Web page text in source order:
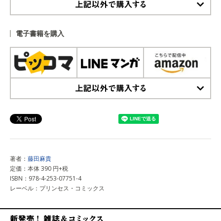
電子書籍を購入
著者： 藤田麻貴
定価：本体 390 円+税
ISBN：978-4-253-07751-4
レーベル：プリンセス・コミックス